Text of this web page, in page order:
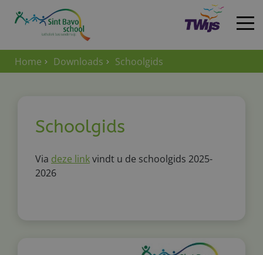
Home
Home Downloads Schoolgids
Schoolgids
Via deze linkvindt u de schoolgids 2025-
2026